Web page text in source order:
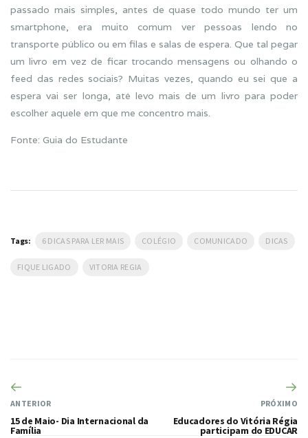
passado mais simples, antes de quase todo mundo ter um
smartphone, era muito comum ver pessoas lendo no
transporte público ou em filas e salas de espera. Que tal pegar
um livro em vez de ficar trocando mensagens ou olhando o
feed das redes sociais? Muitas vezes, quando eu sei que a
espera vai ser longa, até levo mais de um livro para poder
escolher aquele em que me concentro mais.
Fonte: Guia do Estudante
Tags: 6 DICAS PARA LER MAIS COLÉGIO COMUNICADO DICAS
FIQUE LIGADO VITORIA REGIA
ANTERIOR
15 de Maio- Dia Internacional da
Família
PRÓXIMO
Educadores do Vitória Régia
participam do EDUCAR